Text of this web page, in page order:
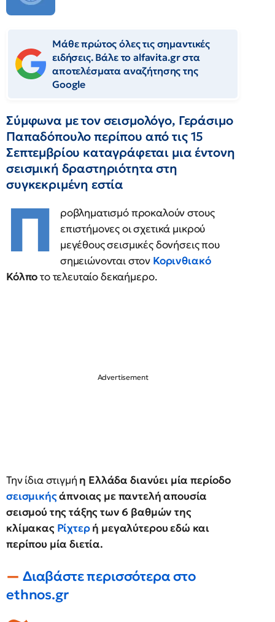
Μάθε πρώτος όλες τις σημαντικές
ειδήσεις. Βάλε το alfavita.gr στα
αποτελέσματα αναζήτησης της
Google
Σύμφωνα με τον σεισμολόγο, Γεράσιμο
Παπαδόπουλο περίπου από τις 15
Σεπτεμβρίου καταγράφεται μια έντονη
σεισμική δραστηριότητα στη
συγκεκριμένη εστία
Π
ροβληματισμό προκαλούν στους
επιστήμονες οι σχετικά μικρού
μεγέθους σεισμικές δονήσεις που
σημειώνονται στον Κορινθιακό
Κόλποτο τελευταίο δεκαήμερο.
Την ίδια στιγμή η Ελλάδα διανύει μία περίοδο
σεισμικήςάπνοιας με παντελή απουσία
σεισμού της τάξης των 6 βαθμών της
κλίμακας Ρίχτερή μεγαλύτερου εδώ και
περίπου μία διετία.
Διαβάστε περισσότερα στο
ethnos.gr